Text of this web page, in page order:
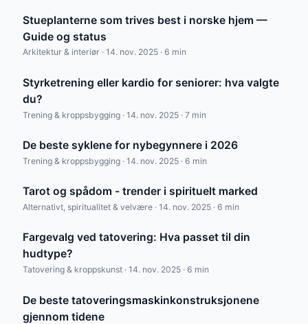
Stueplanterne som trives best i norske hjem —
Guide og status
Arkitektur & interiør · 14. nov. 2025 · 6 min
Styrketrening eller kardio for seniorer: hva valgte
du?
Trening & kroppsbygging · 14. nov. 2025 · 7 min
De beste syklene for nybegynnere i 2026
Trening & kroppsbygging · 14. nov. 2025 · 6 min
Tarot og spådom - trender i spirituelt marked
Alternativt, spiritualitet & velvære · 14. nov. 2025 · 6 min
Fargevalg ved tatovering: Hva passet til din
hudtype?
Tatovering & kroppskunst · 14. nov. 2025 · 6 min
De beste tatoveringsmaskinkonstruksjonene
gjennom tidene